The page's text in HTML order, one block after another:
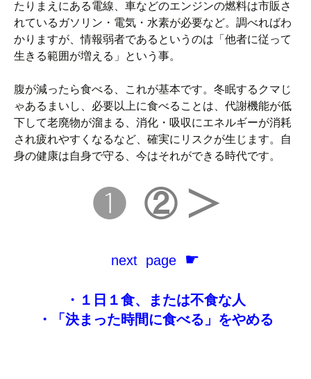
たりまえにある電線、車などのエンジンの燃料は市販さ
れているガソリン・電気・水素が必要など。調べればわ
かりますが、情報弱者であるというのは「他者に従って
生きる範囲が増える」という事。
腹が減ったら食べる、これが基本です。冬眠するクマじ
ゃあるまいし、必要以上に食べることは、代謝機能が低
下して老廃物が溜まる、消化・吸収にエネルギーが消耗
され疲れやすくなるなど、確実にリスクが生じます。自
身の健康は自身で守る、今はそれができる時代です。
❶ ② ＞
next page ☛
・１日１食、または不食な人
・「決まった時間に食べる」をやめる